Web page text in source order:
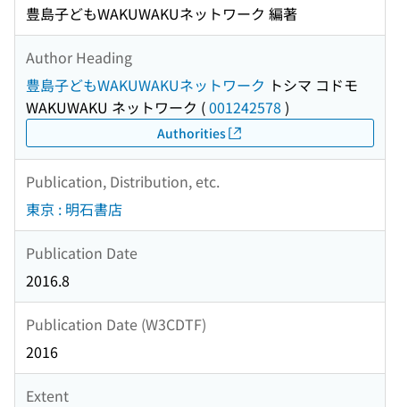
豊島子どもWAKUWAKUネットワーク 編著
Author Heading
豊島子どもWAKUWAKUネットワーク トシマ コドモ
WAKUWAKU ネットワーク (001242578 )
Authorities
Publication, Distribution, etc.
東京 : 明石書店
Publication Date
2016.8
Publication Date (W3CDTF)
2016
Extent